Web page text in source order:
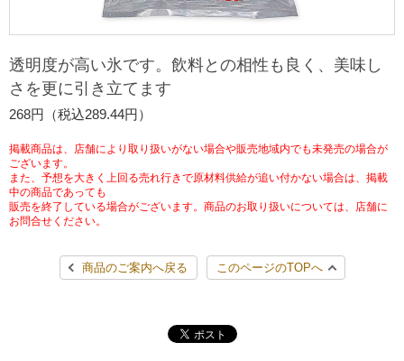
食の安全・安心への取組み
ギフト
プリペイドカード・金券
ニンテンドー・ダウンロードカード
マルチコピー機でできることトップ
コピー
プリント
スキャン
ファクス
チケット
便利なサービス
宅配便
切手・はがき・印紙
セブン銀行ATM
ご利用可能なお支払い方法
各種料金のお支払い
チケットサービス
セブンチケット
チケットぴあ
イープラス
CNプレイガイド
セブン‐イレブンでお受取り
タワーレコード
セブンネットショッピング
停電時のサービス停止のお知らせ
企業理念
会社概要
貸借対照表・損益計算書
沿革
国内店舗数
サステナビリティトップ
セブン＆アイ・ホールディングスの重点課題
サステナビリティ活動基本方針
サステナビリティ推進体制
GREEN CHALLENGE 2050
4VISIONS
加盟店オーナー募集
店舗検索
ネットショッピング
お問い合わせ
English (Corporate)
透明度が高い氷です。飲料との相性も良く、美味し
さを更に引き立てます
268円（税込289.44円）
掲載商品は、店舗により取り扱いがない場合や販売地域内でも未発売の場合が
ございます。
また、予想を大きく上回る売れ行きで原材料供給が追い付かない場合は、掲載
中の商品であっても
販売を終了している場合がございます。商品のお取り扱いについては、店舗に
お問合せください。
商品のご案内へ戻る このページのTOPへ